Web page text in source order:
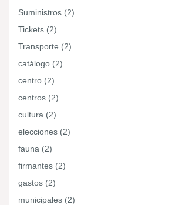
Suministros (2)
Tickets (2)
Transporte (2)
catálogo (2)
centro (2)
centros (2)
cultura (2)
elecciones (2)
fauna (2)
firmantes (2)
gastos (2)
municipales (2)